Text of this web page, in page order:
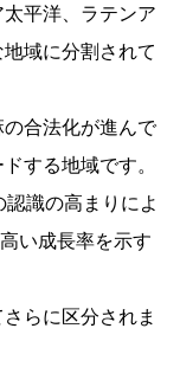
平洋、ラテンア
域に分割されて
合法化が進んで
する地域です。
識の高まりによ
い成長率を示す
らに区分されま